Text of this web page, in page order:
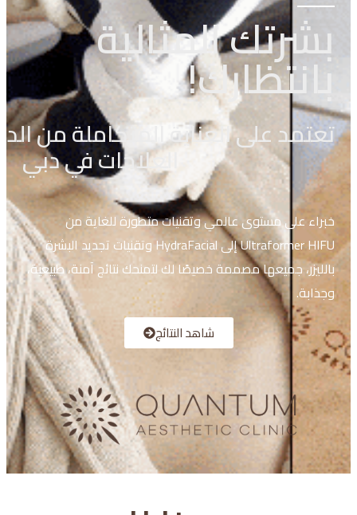
بشرتك المثالية
بانتظارك!
تعتمدعلالعنايةال تكاملةمنالد
العلاجات في دبي
خبراء على مستوى عالمي وتقنيات متطورة للغاية من
Ultraformer HIFU إلى HydraFacial وتقنيات تجديد البشرة
بالليزر، جميعها مصممة خصيصًا لك لتمنحك نتائج آمنة، طبيعية،
وجذابة.
شاهد النتائج